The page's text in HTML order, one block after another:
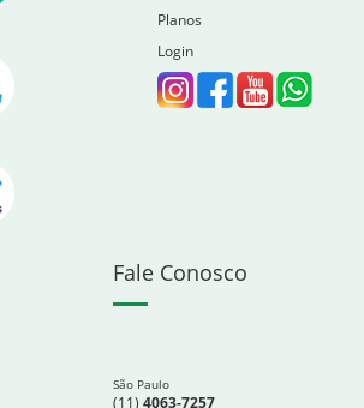
Planos
Login
Fale Conosco
São Paulo
(11) 4063-7257